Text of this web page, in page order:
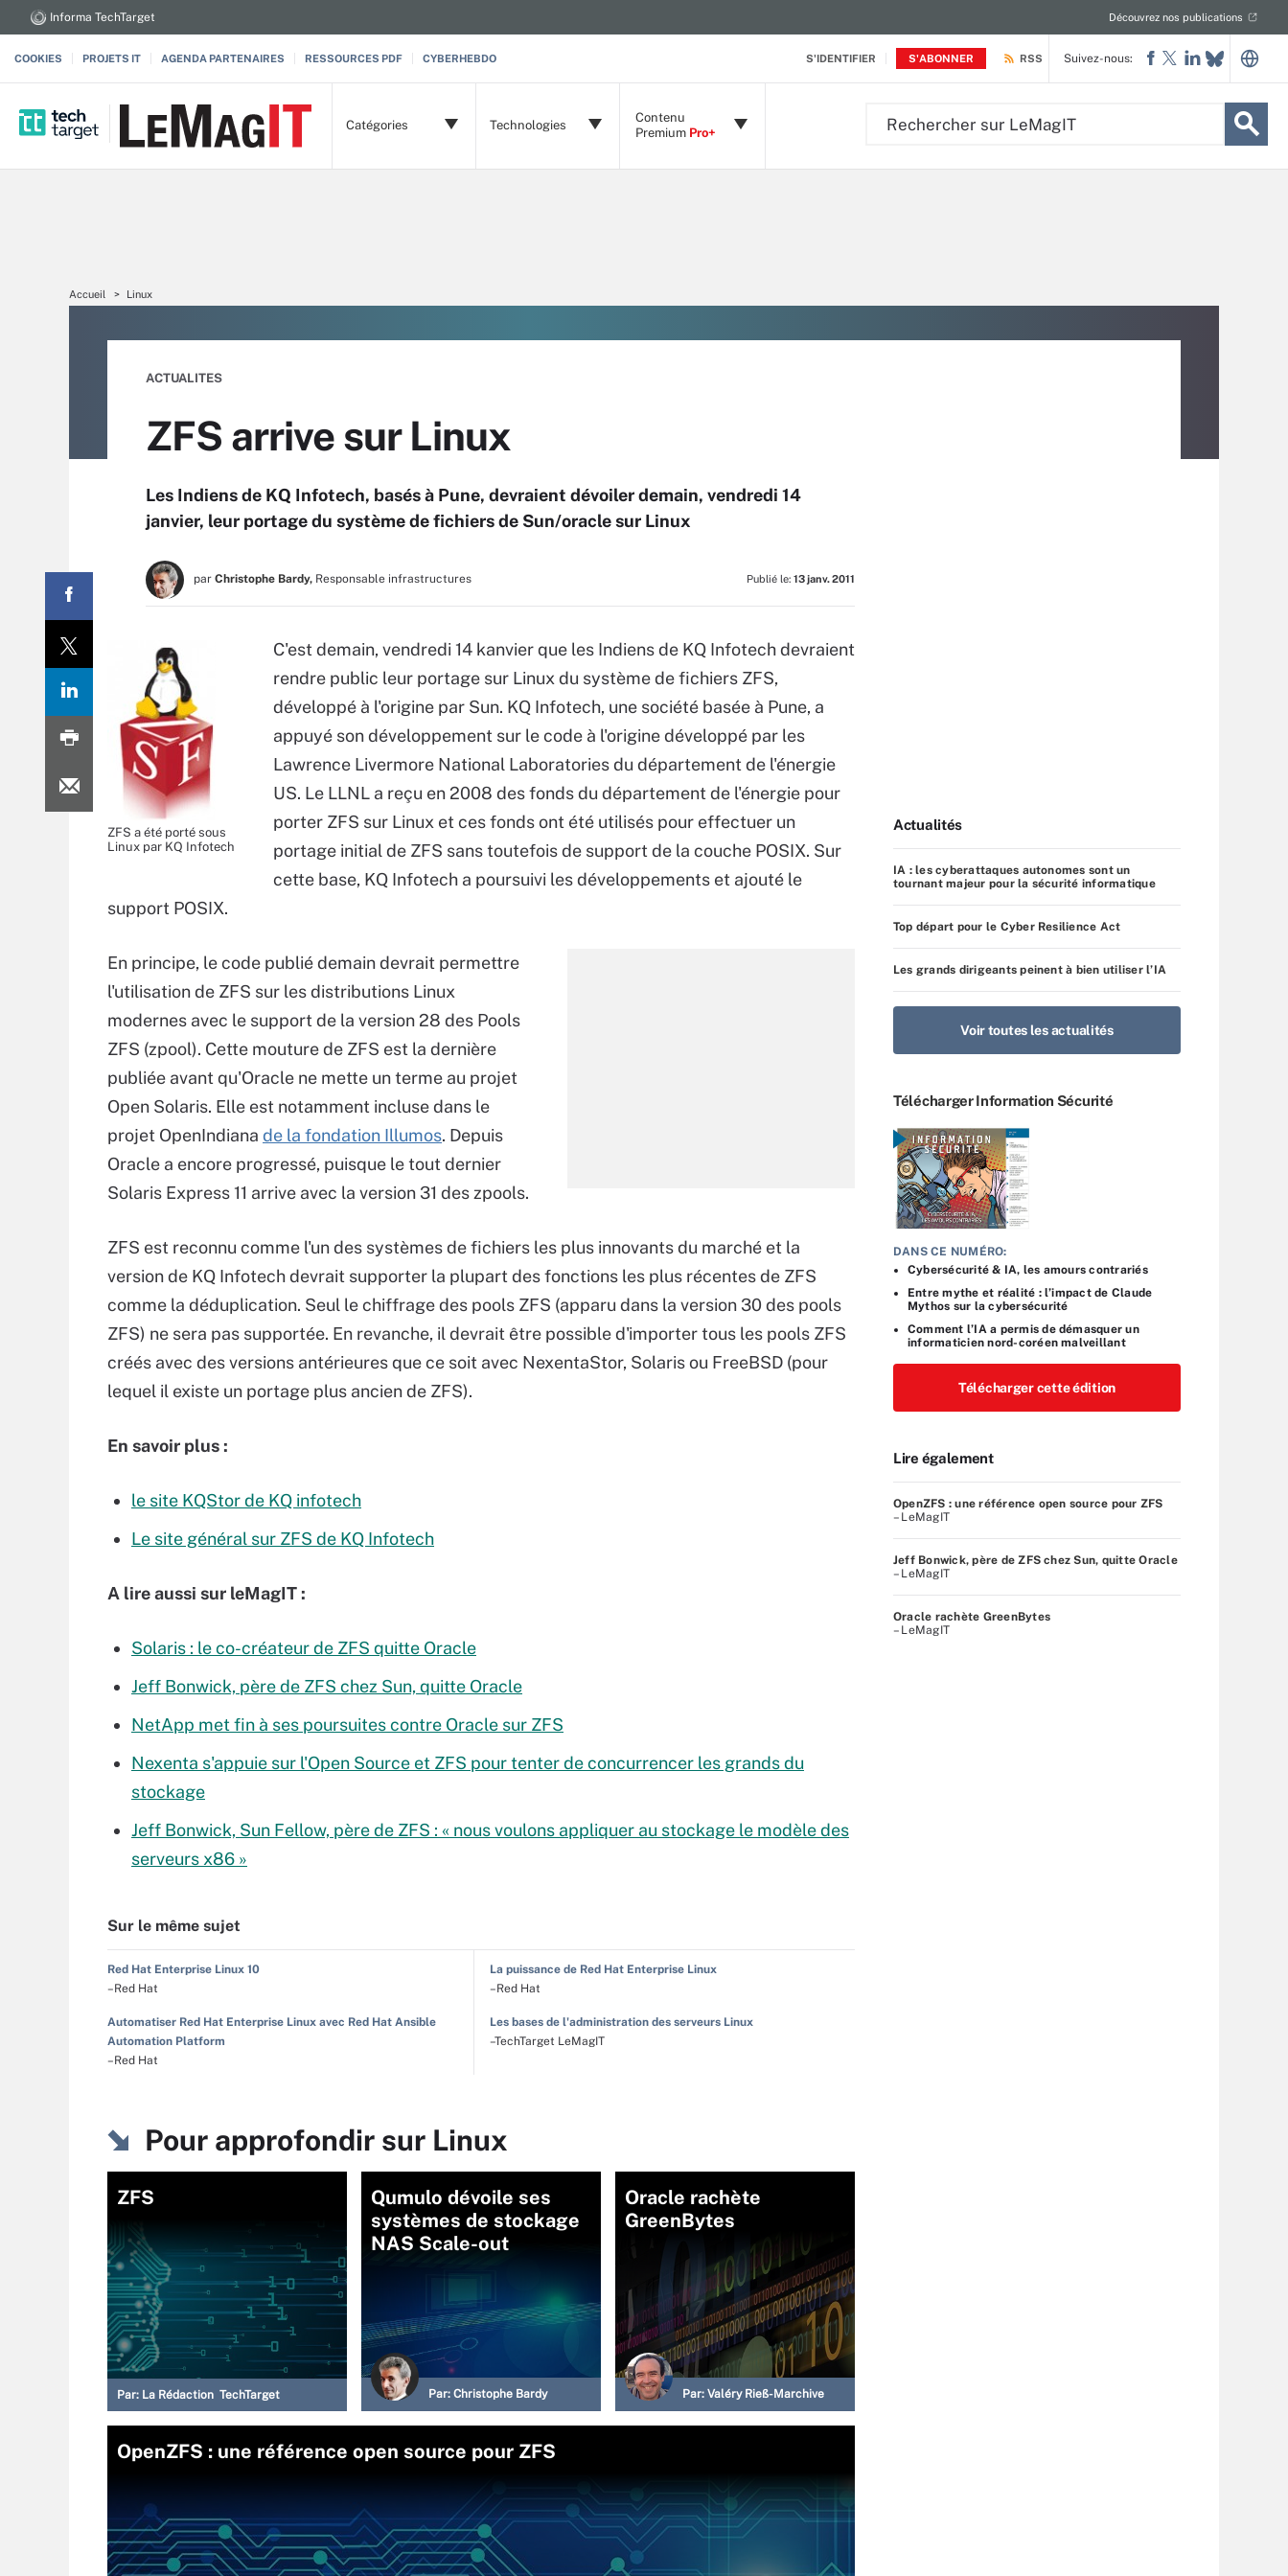
S'IDENTIFIER S'ABONNER
Informa TechTarget Découvrez nos publications
COOKIES PROJETS IT AGENDA PARTENAIRES RESSOURCES PDF CYBERHEBDO RSS
Catégories Technologies
Contenu
Premium Pro+
Suivez-nous:
Accueil Linux
ACTUALITES
ZFS arrive sur Linux
Les Indiens de KQ Infotech, basés à Pune, devraient dévoiler demain, vendredi 14
janvier, leur portage du système de fichiers de Sun/oracle sur Linux
par Christophe Bardy, Responsable infrastructures Publié le: 13 janv. 2011
ZFS a été porté sous
Linux par KQ Infotech
C'est demain, vendredi 14 kanvier que les Indiens de KQ Infotech devraient
rendre public leur portage sur Linux du système de fichiers ZFS,
développé à l'origine par Sun. KQ Infotech, une société basée à Pune, a
appuyé son développement sur le code à l'origine développé par les
Lawrence Livermore National Laboratories du département de l'énergie
US. Le LLNL a reçu en 2008 des fonds du département de l'énergie pour
porter ZFS sur Linux et ces fonds ont été utilisés pour effectuer un
portage initial de ZFS sans toutefois de support de la couche POSIX. Sur
cette base, KQ Infotech a poursuivi les développements et ajouté le
support POSIX.
En principe, le code publié demain devrait permettre
l'utilisation de ZFS sur les distributions Linux
modernes avec le support de la version 28 des Pools
ZFS (zpool). Cette mouture de ZFS est la dernière
publiée avant qu'Oracle ne mette un terme au projet
Open Solaris. Elle est notamment incluse dans le
projet OpenIndiana de la fondation Illumos. Depuis
Oracle a encore progressé, puisque le tout dernier
Solaris Express 11 arrive avec la version 31 des zpools.
ZFS est reconnu comme l'un des systèmes de fichiers les plus innovants du marché et la
version de KQ Infotech devrait supporter la plupart des fonctions les plus récentes de ZFS
comme la déduplication. Seul le chiffrage des pools ZFS (apparu dans la version 30 des pools
ZFS) ne sera pas supportée. En revanche, il devrait être possible d'importer tous les pools ZFS
créés avec des versions antérieures que ce soit avec NexentaStor, Solaris ou FreeBSD (pour
lequel il existe un portage plus ancien de ZFS).
En savoir plus :
le site KQStor de KQ infotech
Le site général sur ZFS de KQ Infotech
A lire aussi sur leMagIT :
Solaris : le co-créateur de ZFS quitte Oracle
Jeff Bonwick, père de ZFS chez Sun, quitte Oracle
NetApp met fin à ses poursuites contre Oracle sur ZFS
Nexenta s'appuie sur l'Open Source et ZFS pour tenter de concurrencer les grands du
stockage
Jeff Bonwick, Sun Fellow, père de ZFS : « nous voulons appliquer au stockage le modèle des
serveurs x86 »
Sur le même sujet
Red Hat Enterprise Linux 10
–Red Hat
La puissance de Red Hat Enterprise Linux
–Red Hat
Automatiser Red Hat Enterprise Linux avec Red Hat Ansible
Automation Platform
–Red Hat
Les bases de l'administration des serveurs Linux
–TechTarget LeMagIT
Pour approfondir sur Linux
ZFS
Par: La Rédaction TechTarget
Qumulo dévoile ses
systèmes de stockage
NAS Scale-out
Par: Christophe Bardy
Oracle rachète
GreenBytes
Par: Valéry Rieß-Marchive
OpenZFS : une référence open source pour ZFS
Actualités
IA : les cyberattaques autonomes sont un
tournant majeur pour la sécurité informatique
Top départ pour le Cyber Resilience Act
Les grands dirigeants peinent à bien utiliser l’IA
Voir toutes les actualités
Télécharger Information Sécurité
DANS CE NUMÉRO:
Cybersécurité & IA, les amours contrariés
Entre mythe et réalité : l’impact de Claude
Mythos sur la cybersécurité
Comment l’IA a permis de démasquer un
informaticien nord-coréen malveillant
Télécharger cette édition
Lire également
OpenZFS : une référence open source pour ZFS
– LeMagIT
Jeff Bonwick, père de ZFS chez Sun, quitte Oracle
– LeMagIT
Oracle rachète GreenBytes
– LeMagIT